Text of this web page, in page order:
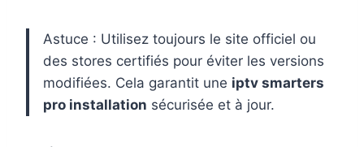
Astuce : Utilisez toujours le site officiel ou
des stores certifiés pour éviter les versions
modifiées. Cela garantit une iptv smarters
pro installation sécurisée et à jour.